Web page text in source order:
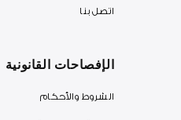
اتصل بنا
الإفصاحات القانونية
الشروط والأحكام